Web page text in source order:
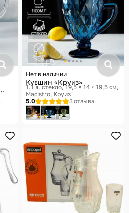
Нет в наличии
Кувшин «Круиз»
1.1 л, стекло, 19,5 × 14 × 19,5 см
Magistro, Круиз
5.0
3 отзыва